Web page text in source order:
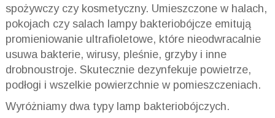
spożywczy czy kosmetyczny. Umieszczone w halach,
pokojach czy salach lampy bakteriobójcze emitują
promieniowanie ultrafioletowe, które nieodwracalnie
usuwa bakterie, wirusy, pleśnie, grzyby i inne
drobnoustroje. Skutecznie dezynfekuje powietrze,
podłogi i wszelkie powierzchnie w pomieszczeniach.
Wyróżniamy dwa typy lamp bakteriobójczych.